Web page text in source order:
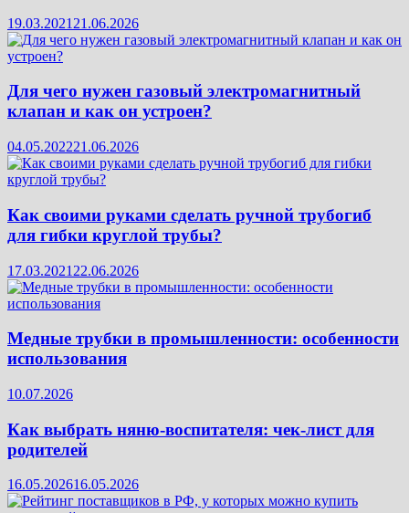
19.03.2021 21.06.2026
Для чего нужен газовый электромагнитный
клапан и как он устроен?
04.05.202221.06.2026
Как своими руками сделать ручной трубогиб
для гибки круглой трубы?
17.03.2021 22.06.2026
Медные трубки в промышленности: особенности
использования
10.07.2026
Как выбрать няню-воспитателя: чек‑лист для
родителей
16.05.202616.05.2026